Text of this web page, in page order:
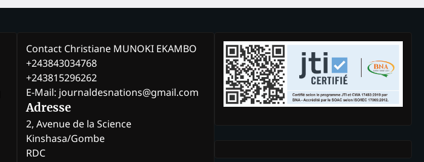
Contact Christiane MUNOKI EKAMBO
+243843034768
+243815296262
E-Mail: journaldesnations@gmail.com
Adresse
2, Avenue de la Science
Kinshasa/Gombe
RDC